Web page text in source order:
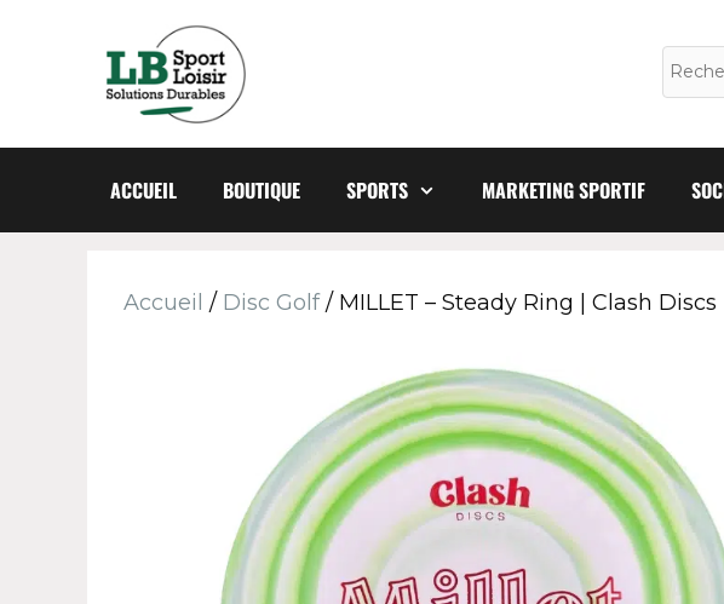
ACCUEIL BOUTIQUE SPORTS MARKETING SPORTIF
Accueil / Disc Golf/ MILLET – Steady Ring | Clash Discs